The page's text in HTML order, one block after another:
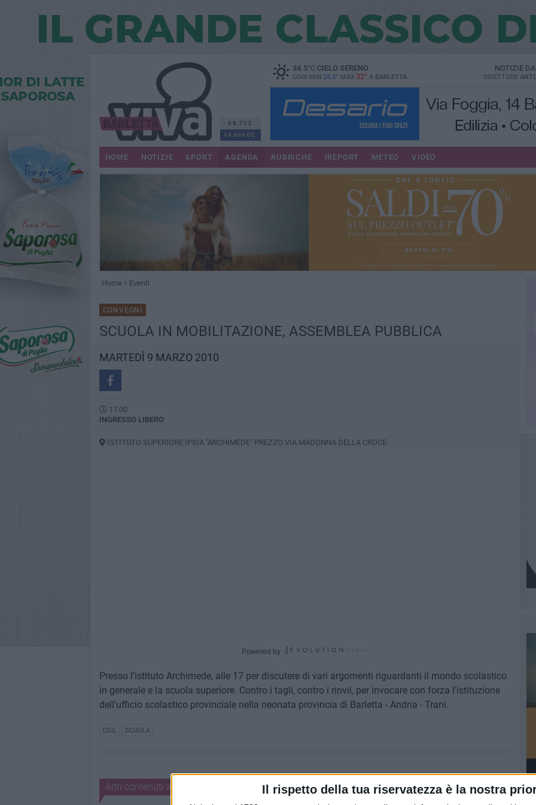
Il rispetto della tua riservatezza è la nostra
68.713
FANPAGE
34.5°CCIELO SERENO
OGGI MIN 24.5° MAX 32° A BARLETTA
NOTIZIE
DIRETTORE
HOME NOTIZIE SPORT AGENDA RUBRICHE IREPORT METEO VIDEO
Home Eventi
CONVEGNI
SCUOLA IN MOBILITAZIONE, ASSEMBLEA PUBBLICA
MARTEDÌ 9 MARZO 2010
17.00
INGRESSO LIBERO
ISTITUTO SUPERIORE IPSIA "ARCHIMEDE" PREZZO VIA MADONNA DELLA CROCE
Powered by
Presso l'istituto Archimede, alle 17 per discutere di vari argomenti riguardanti il mondo scolastico
in generale e la scuola superiore. Contro i tagli, contro i rinvii, per invocare con forza l'istituzione
dell'ufficio scolastico provinciale nella neonata provincia di Barletta - Andria - Trani.
CGIL SCUOLA
Altri contenuti a tema